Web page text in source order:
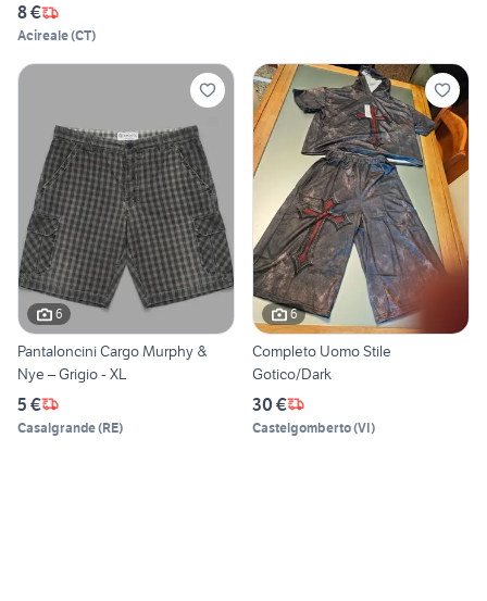
8 €
Acireale(CT)
6
Pantaloncini Cargo Murphy &
Nye – Grigio - XL
5 €
Casalgrande(RE)
6
Completo Uomo Stile
Gotico/Dark
30 €
Castelgomberto(VI)